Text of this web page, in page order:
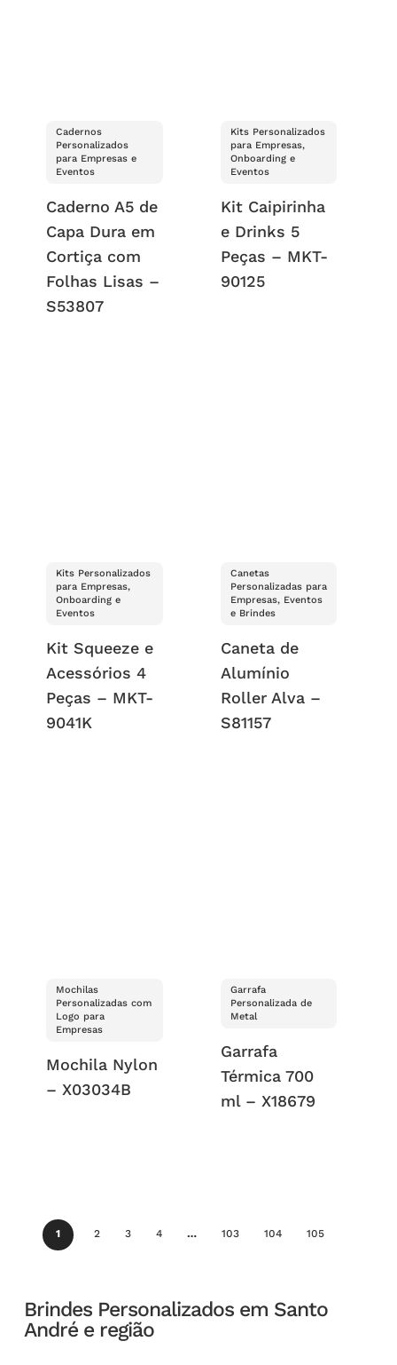
Cadernos
Personalizados
para Empresas e
Eventos
Caderno A5 de
Capa Dura em
Cortiça com
Folhas Lisas –
S53807
Kits Personalizados
para Empresas,
Onboarding e
Eventos
Kit Caipirinha
e Drinks 5
Peças – MKT-
90125
Kits Personalizados
para Empresas,
Onboarding e
Eventos
Kit Squeeze e
Acessórios 4
Peças – MKT-
9041K
Canetas
Personalizadas para
Empresas, Eventos
e Brindes
Caneta de
Alumínio
Roller Alva –
S81157
Mochilas
Personalizadas com
Logo para
Empresas
Mochila Nylon
– X03034B
Garrafa
Personalizada de
Metal
Garrafa
Térmica 700
ml – X18679
1 2 3 4 … 103 104 105
Brindes Personalizados em Santo
André e região